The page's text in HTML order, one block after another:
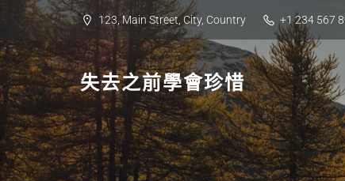
123, Main Street, City, Country +1 234 567
失去之前學會珍惜